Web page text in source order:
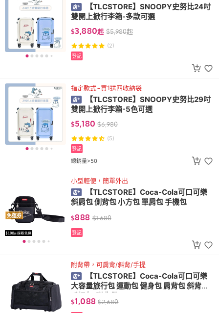
【TLCSTORE】SNOOPY史努比24吋
雙開上掀行李箱-多款可選
$3,880起 $5,980起
(2)
登記
指定款式~買1送四收納袋
【TLCSTORE】SNOOPY史努比29吋
雙開上掀行李箱-5色可選
$5,180 $6,980
(5)
總銷量>50
登記
免運券
小型輕便，簡單外出
【TLCSTORE】Coca-Cola可口可樂
斜肩包 側背包 小方包 單肩包 手機包
$888 $1,680
登記
附背帶，可肩背/斜背/手提
【TLCSTORE】Coca-Cola可口可樂
大容量旅行包 運動包 健身包 肩背包 斜背包
$1,088 $2,680